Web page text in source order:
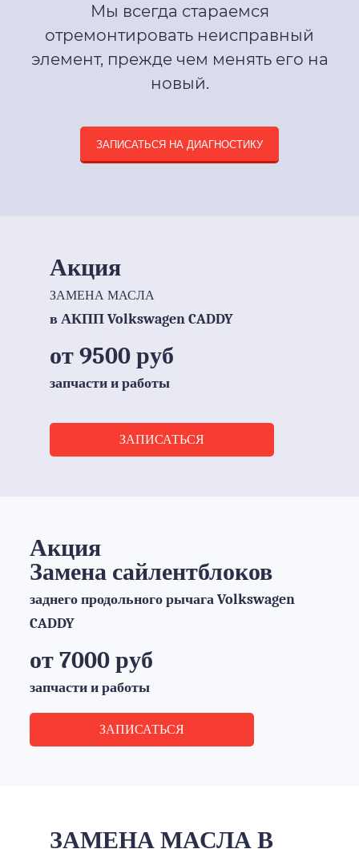
Мы всегда стараемся
отремонтировать неисправный
элемент, прежде чем менять его на
новый.
ЗАПИСАТЬСЯ НА ДИАГНОСТИКУ
Акция
ЗАМЕНА МАСЛА
в АКПП Volkswagen CADDY
от 9500 руб
запчасти и работы
ЗАПИСАТЬСЯ
Акция
Замена сайлентблоков
заднего продольного рычага Volkswagen
CADDY
от 7000 руб
запчасти и работы
ЗАПИСАТЬСЯ
ЗАМЕНА МАСЛА В